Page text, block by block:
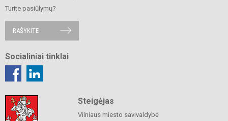
Turite pasiūlymų?
RAŠYKITE
Socialiniai tinklai
Steigėjas
Vilniaus miesto savivaldybė